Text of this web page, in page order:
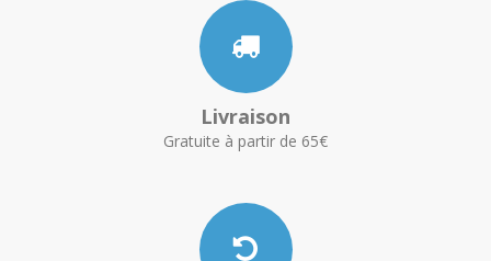
Livraison
Gratuite à partir de 65€